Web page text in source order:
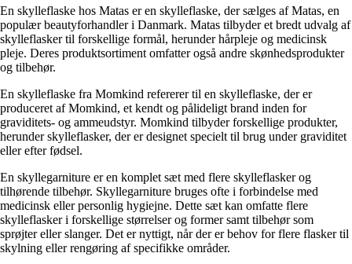
En skylleflaske hos Matas er en skylleflaske, der sælges af Matas, en
populær beautyforhandler i Danmark. Matas tilbyder et bredt udvalg af
skylleflasker til forskellige formål, herunder hårpleje og medicinsk
pleje. Deres produktsortiment omfatter også andre skønhedsprodukter
og tilbehør.
En skylleflaske fra Momkind refererer til en skylleflaske, der er
produceret af Momkind, et kendt og pålideligt brand inden for
graviditets- og ammeudstyr. Momkind tilbyder forskellige produkter,
herunder skylleflasker, der er designet specielt til brug under graviditet
eller efter fødsel.
En skyllegarniture er en komplet sæt med flere skylleflasker og
tilhørende tilbehør. Skyllegarniture bruges ofte i forbindelse med
medicinsk eller personlig hygiejne. Dette sæt kan omfatte flere
skylleflasker i forskellige størrelser og former samt tilbehør som
sprøjter eller slanger. Det er nyttigt, når der er behov for flere flasker til
skylning eller rengøring af specifikke områder.